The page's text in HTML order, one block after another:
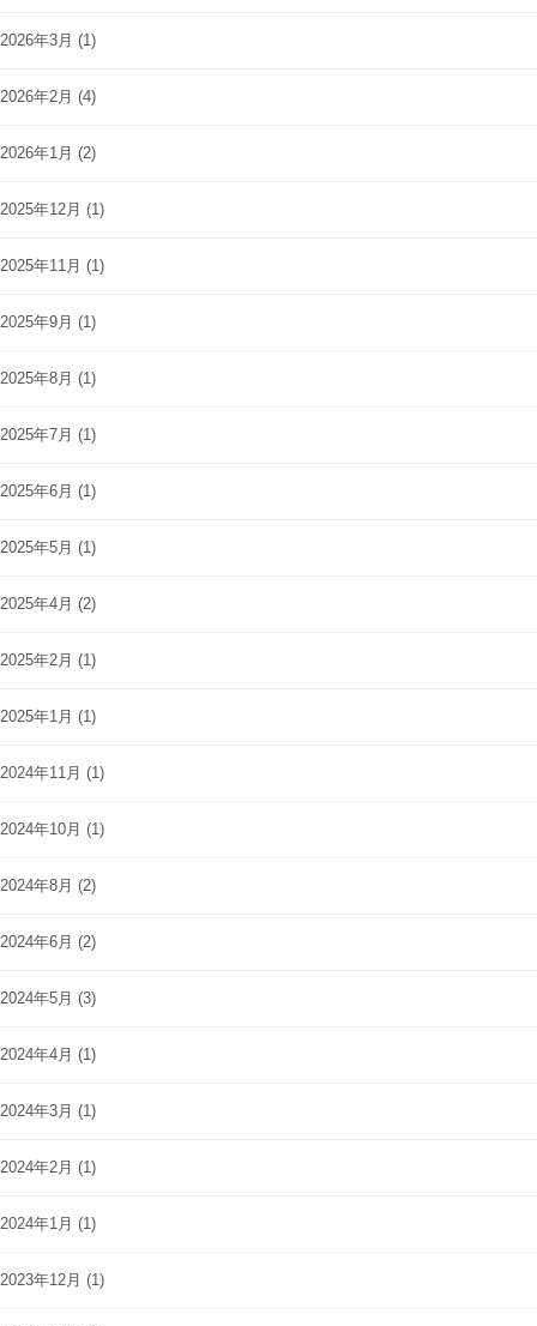
2026年3月 (1)
2026年2月 (4)
2026年1月 (2)
2025年12月 (1)
2025年11月 (1)
2025年9月 (1)
2025年8月 (1)
2025年7月 (1)
2025年6月 (1)
2025年5月 (1)
2025年4月 (2)
2025年2月 (1)
2025年1月 (1)
2024年11月 (1)
2024年10月 (1)
2024年8月 (2)
2024年6月 (2)
2024年5月 (3)
2024年4月 (1)
2024年3月 (1)
2024年2月 (1)
2024年1月 (1)
2023年12月 (1)